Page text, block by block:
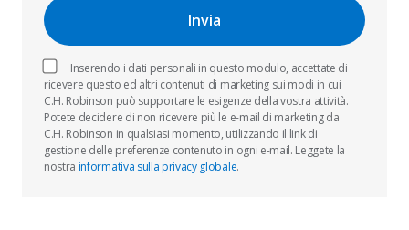
Inserendo i dati personali in questo modulo, accettate di
ricevere questo ed altri contenuti di marketing sui modi in cui
C.H. Robinson può supportare le esigenze della vostra attività.
Potete decidere di non ricevere più le e-mail di marketing da
C.H. Robinson in qualsiasi momento, utilizzando il link di
gestione delle preferenze contenuto in ogni e-mail. Leggete la
nostra informativa sulla privacy globale.